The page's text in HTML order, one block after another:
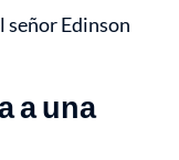
señor Edinson
a una